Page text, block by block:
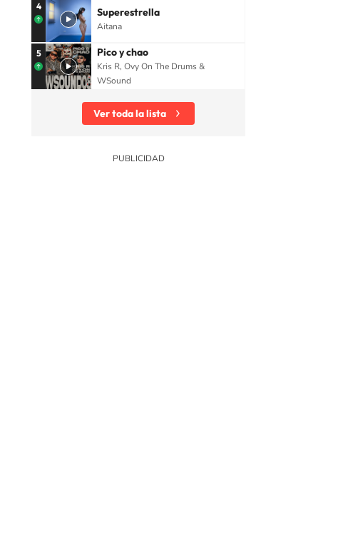
4 Superestrella
Aitana
5 Pico y chao
Kris R, Ovy On The Drums &
WSound
Ver toda la lista